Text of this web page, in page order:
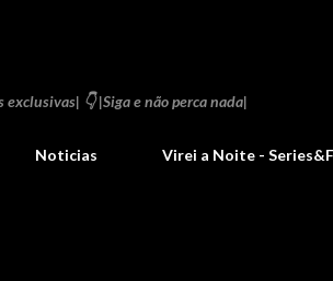
👇 |Siga e não perca nada|
Noticias Virei a Noite -